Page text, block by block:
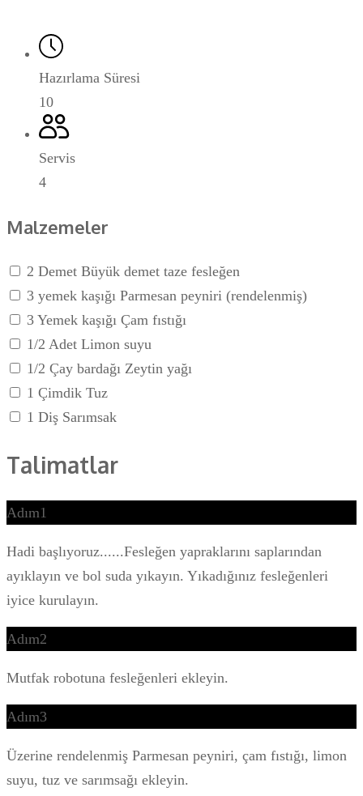
Hazırlama Süresi
10
Servis
4
Malzemeler
2 Demet Büyük demet taze fesleğen
3 yemek kaşığı Parmesan peyniri (rendelenmiş)
3 Yemek kaşığı Çam fıstığı
1/2 Adet Limon suyu
1/2 Çay bardağı Zeytin yağı
1 Çimdik Tuz
1 Diş Sarımsak
Talimatlar
Adım1
Hadi başlıyoruz......Fesleğen yapraklarını saplarından
ayıklayın ve bol suda yıkayın. Yıkadığınız fesleğenleri
iyice kurulayın.
Adım2
Mutfak robotuna fesleğenleri ekleyin.
Adım3
Üzerine rendelenmiş Parmesan peyniri, çam fıstığı, limon
suyu, tuz ve sarımsağı ekleyin.